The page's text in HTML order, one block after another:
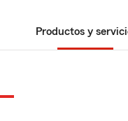
Productos y